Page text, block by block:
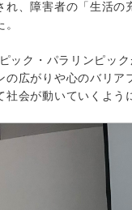
れ、障害者の「生活
ック・パラリンピッ
の広がりや心のバリ
会が動いていくよう